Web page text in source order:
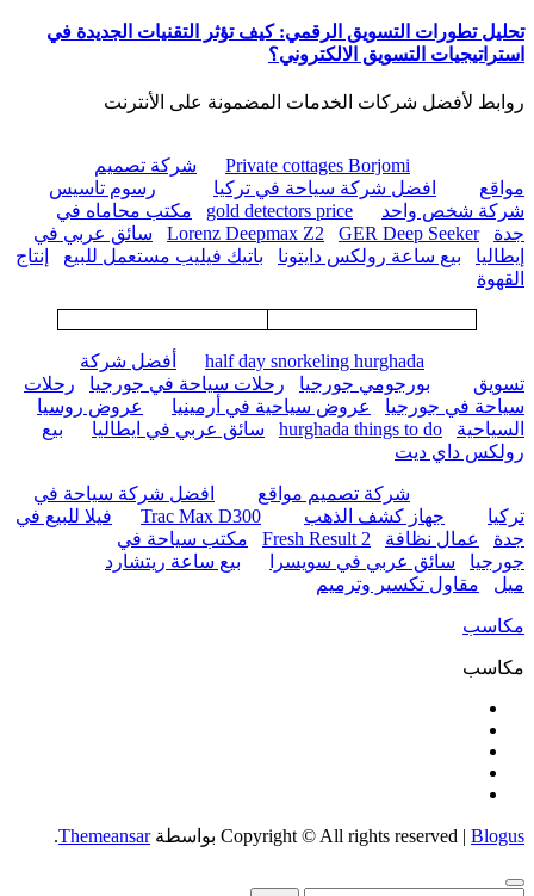
تحليل تطورات التسويق الرقمي: كيف تؤثر التقنيات الجديدة في
استراتيجيات التسويق الالكتروني؟
روابط لأفضل شركات الخدمات المضمونة على الأنترنت
Private cottages Borjomi
شركة تصميم
مواقع
افضل شركة سياحة في تركيا
رسوم تاسيس
شركة شخص واحد
gold detectors price
مكتب محاماه في
جدة
Lorenz Deepmax Z2 GER Deep Seeker
سائق عربي في
إيطاليا
بيع ساعة رولكس دايتونا باتيك فيليب مستعمل للبيع
إنتاج
القهوة
half day snorkeling hurghada
أفضل شركة
تسويق
بورجومي جورجيا رحلات سياحة في جورجيا
رحلات
سياحة في جورجيا
عروض سياحية في أرمينيا
عروض روسيا
السياحية
hurghada things to do سائق عربي في ايطاليا
بيع
رولكس داي ديت
شركة تصميم مواقع
افضل شركة سياحة في
تركيا
جهاز كشف الذهب Trac Max D300
فيلا للبيع في
جدة
عمال نظافة Fresh Result 2
مكتب سياحة في
جورجيا
سائق عربي في سويسرا
بيع ساعة ريتشارد
ميل
مقاول تكسير وترميم
مكاسب
مكاسب
Copyright © All rights reserved Blogus بواسطةThemeansar
.